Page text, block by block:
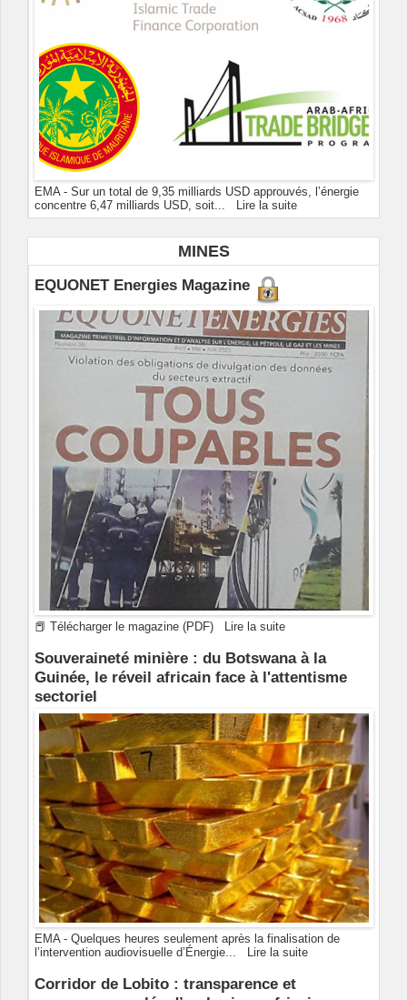
EMA - Sur un total de 9,35 milliards USD approuvés, l’énergie
concentre 6,47 milliards USD, soit...
Lire la suite
MINES
EQUONET Energies Magazine
📕 Télécharger le magazine (PDF) Lire la suite
Souveraineté minière : du Botswana à la
Guinée, le réveil africain face à l'attentisme
sectoriel
EMA - Quelques heures seulement après la finalisation de
l’intervention audiovisuelle d’Énergie...
Lire la suite
Corridor de Lobito : transparence et